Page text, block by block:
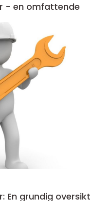
- en omfattende
En grundig oversikt